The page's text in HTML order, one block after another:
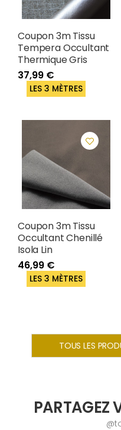
Coupon 3m Tissu
Tempera Occultant
Thermique Gris
37,99 €
LES 3 MÈTRES
Coupon 3m Tissu
Occultant Chenillé
Isola Lin
46,99 €
LES 3 MÈTRES
TOUS LES
PARTAGEZ